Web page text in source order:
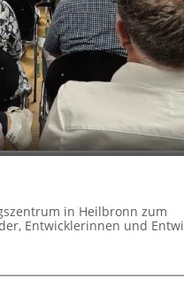
in Heilbronn zum
Entwicklerinnen und